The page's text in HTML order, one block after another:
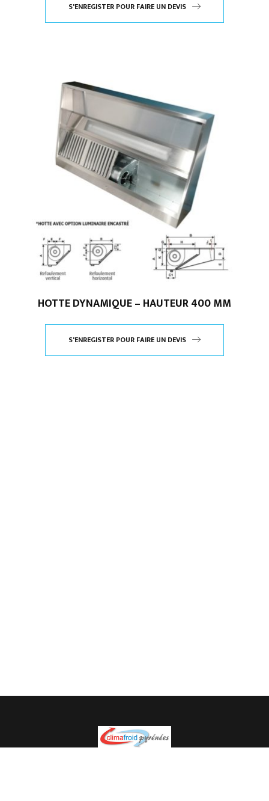
S'ENREGISTER POUR FAIRE UN DEVIS
HOTTE DYNAMIQUE – HAUTEUR 400 MM
S'ENREGISTER POUR FAIRE UN DEVIS